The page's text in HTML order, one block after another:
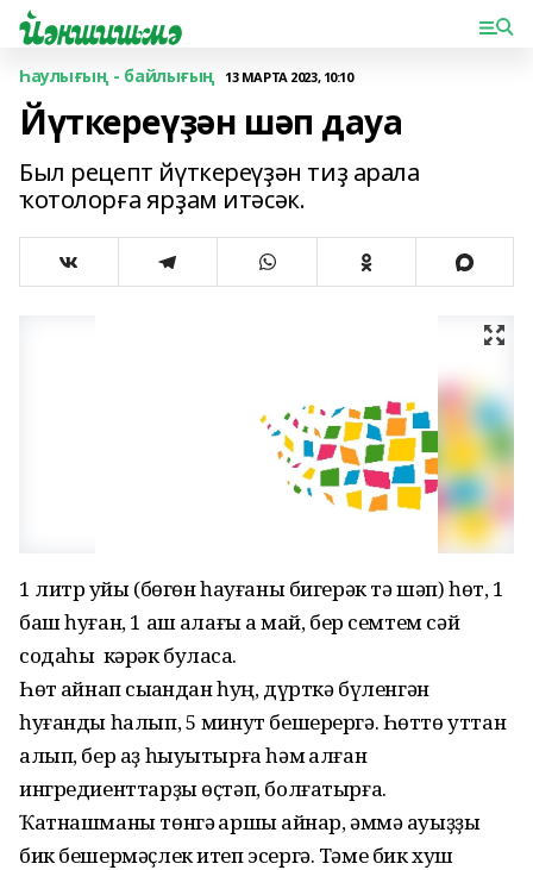
Һаулығың - байлығың 13 МАРТА 2023, 10:10
Йүткереүҙән шәп дауа
Был рецепт йүткереүҙән тиҙ арала
ҡотолорға ярҙам итәсәк.
1 литр ҡуйы (бөгөн һауғаны бигерәк тә шәп) һөт, 1
баш һуған, 1 аш ҡалағы аҡ май, бер семтем сәй
содаһы кәрәк буласаҡ.
Һөт ҡайнап сыҡҡандан һуң, дүрткә бүленгән
һуғанды һалып, 5 минут бешерергә. Һөттө уттан
алып, бер аҙ һыуытырға һәм ҡалған
ингредиенттарҙы өҫтәп, болғатырға.
Ҡатнашманы төнгә ҡаршы ҡайнар, әммә ауыҙҙы
бик бешермәҫлек итеп эсергә. Тәме бик хуш